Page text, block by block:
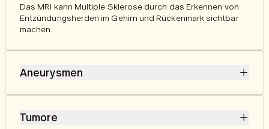
Das MRI kann Multiple Sklerose durch das Erkennen von
Entzündungsherden im Gehirn und Rückenmark sichtbar
machen.
Aneurysmen
Im MRI können Aneurysmen als auffällige Erweiterungen
auf ein potenzielles Risiko für einen Schlaganfall
Tumore